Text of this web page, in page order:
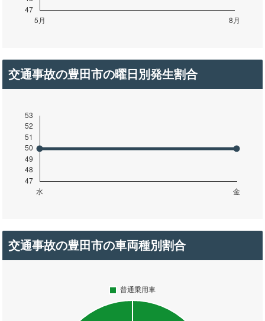
交通事故の豊田市の曜日別発生割合
交通事故の豊田市の車両種別割合